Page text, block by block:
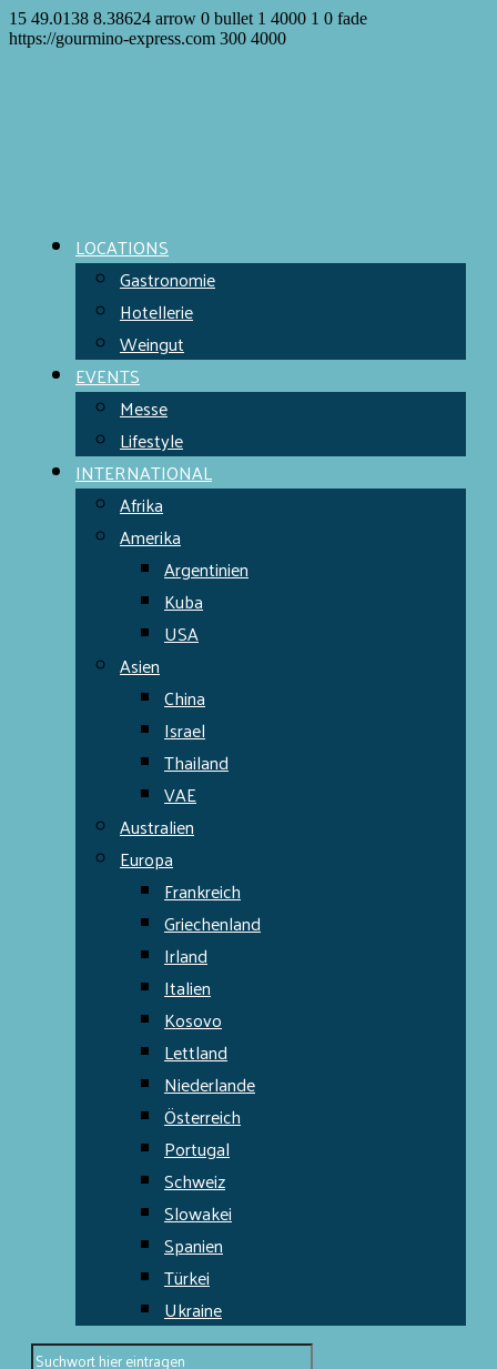
15 49.0138 8.38624 arrow 0 bullet 1 4000 1 0 fade
https://gourmino-express.com 300 4000
LOCATIONS
Gastronomie
Hotellerie
Weingut
EVENTS
Messe
Lifestyle
INTERNATIONAL
Afrika
Amerika
Argentinien
Kuba
USA
Asien
China
Israel
Thailand
VAE
Australien
Europa
Frankreich
Griechenland
Irland
Italien
Kosovo
Lettland
Niederlande
Österreich
Portugal
Schweiz
Slowakei
Spanien
Türkei
Ukraine